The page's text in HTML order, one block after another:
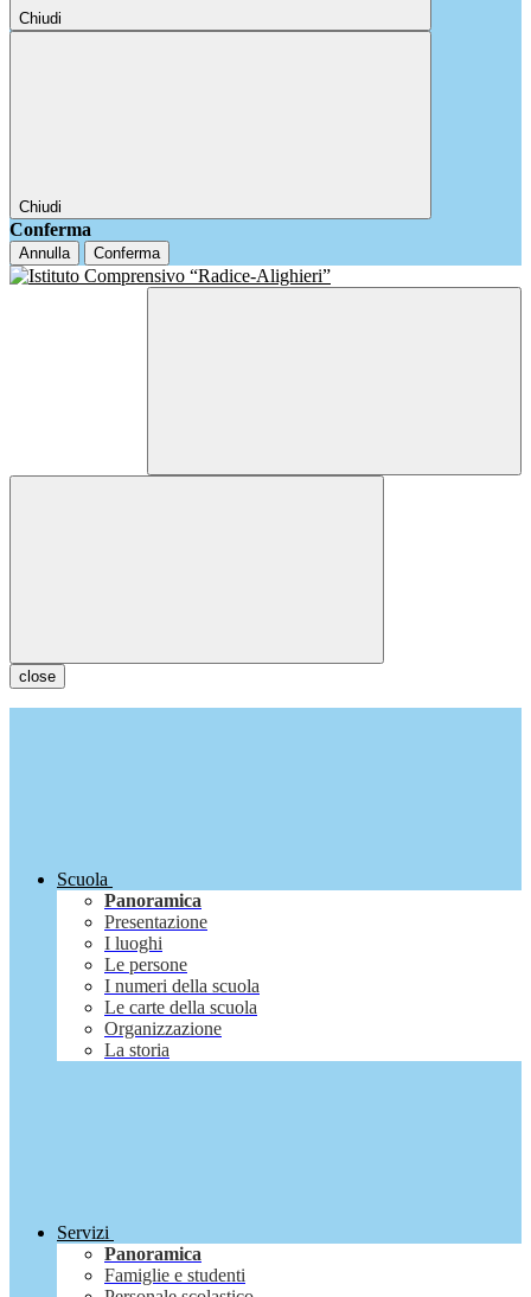
Chiudi
Chiudi
Conferma
Annulla Conferma
close
Scuola
Panoramica
Presentazione
I luoghi
Le persone
I numeri della scuola
Le carte della scuola
Organizzazione
La storia
Servizi
Panoramica
Famiglie e studenti